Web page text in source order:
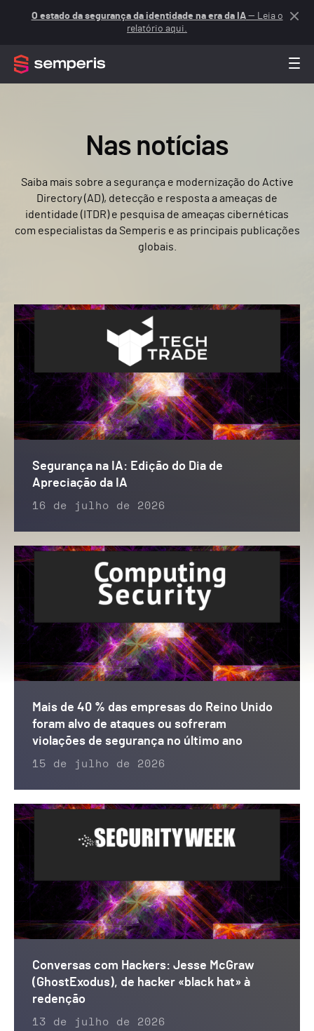
O estado da segurança da identidade na era da IA— Leia o
relatório aqui.
Nas notícias
Saiba mais sobre a segurança e modernização do Active
Directory (AD), detecção e resposta a ameaças de
identidade (ITDR) e pesquisa de ameaças cibernéticas
com especialistas da Semperis e as principais publicações
globais.
Segurança na IA: Edição do Dia de
Apreciação da IA
16 de julho de 2026
Mais de 40 % das empresas do Reino Unido
foram alvo de ataques ou sofreram
violações de segurança no último ano
15 de julho de 2026
Conversas com Hackers: Jesse McGraw
(GhostExodus), de hacker «black hat» à
redenção
13 de julho de 2026